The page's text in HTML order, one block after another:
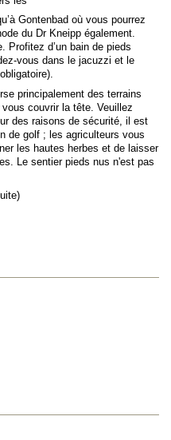
Gontenbad où vous pourrez
du Dr Kneipp également.
Profitez d’un bain de pieds
vous dans le jacuzzi et le
principalement des terrains
couvrir la tête. Veuillez
des raisons de sécurité, il est
de golf ; les agriculteurs vous
les hautes herbes et de laisser
Le sentier pieds nus n'est pas